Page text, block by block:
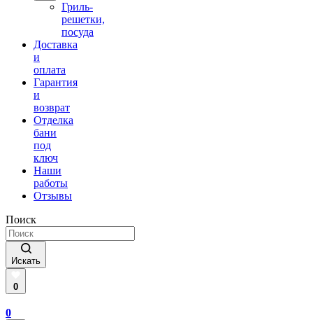
Гриль-
решетки,
посуда
Доставка
и
оплата
Гарантия
и
возврат
Отделка
бани
под
ключ
Наши
работы
Отзывы
Поиск
Искать
0
0